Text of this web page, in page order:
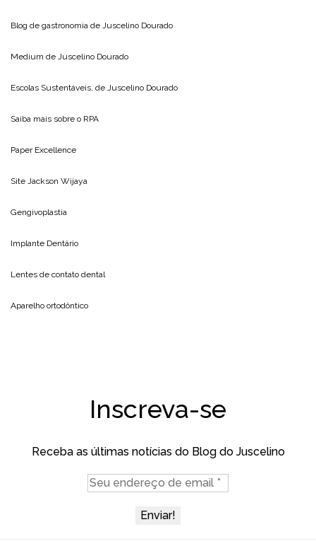
Blog de gastronomia de Juscelino Dourado
Medium de Juscelino Dourado
Escolas Sustentáveis, de Juscelino Dourado
Saiba mais sobre o RPA
Paper Excellence
Site Jackson Wijaya
Gengivoplastia
Implante Dentário
Lentes de contato dental
Aparelho ortodôntico
Inscreva-se
Receba as últimas notícias do Blog do Juscelino